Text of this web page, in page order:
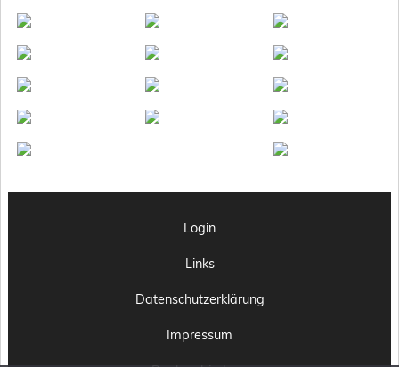
Login
Links
Datenschutzerklärung
Impressum